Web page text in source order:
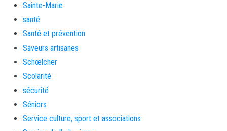
Sainte-Marie
santé
Santé et prévention
Saveurs artisanes
Schœlcher
Scolarité
sécurité
Séniors
Service culture, sport et associations